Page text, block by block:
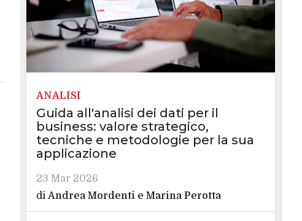
ANALISI
Guida all'analisi dei dati per il
business: valore strategico,
tecniche e metodologie per la sua
applicazione
23 Mar 2026
diAndrea Mordentie Marina Perotta